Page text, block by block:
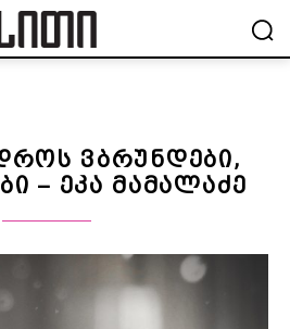
ვბრუნდები,
– ეკა მამალაძე